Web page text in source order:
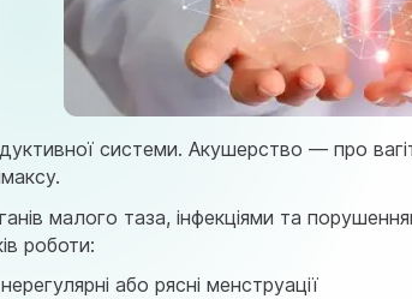
системи. Акушерство — про
малого таза, інфекціями та
роботи:
або рясні менструації